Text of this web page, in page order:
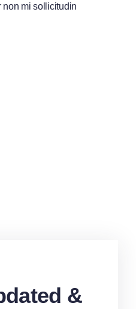
non mi sollicitudin
&